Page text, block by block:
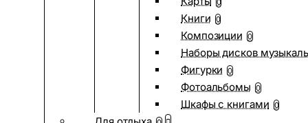
0
Книги 0
Композиции 0
Наборы дисков
Фигурки 0
Фотоальбомы 0
Шкафы с книгами 0